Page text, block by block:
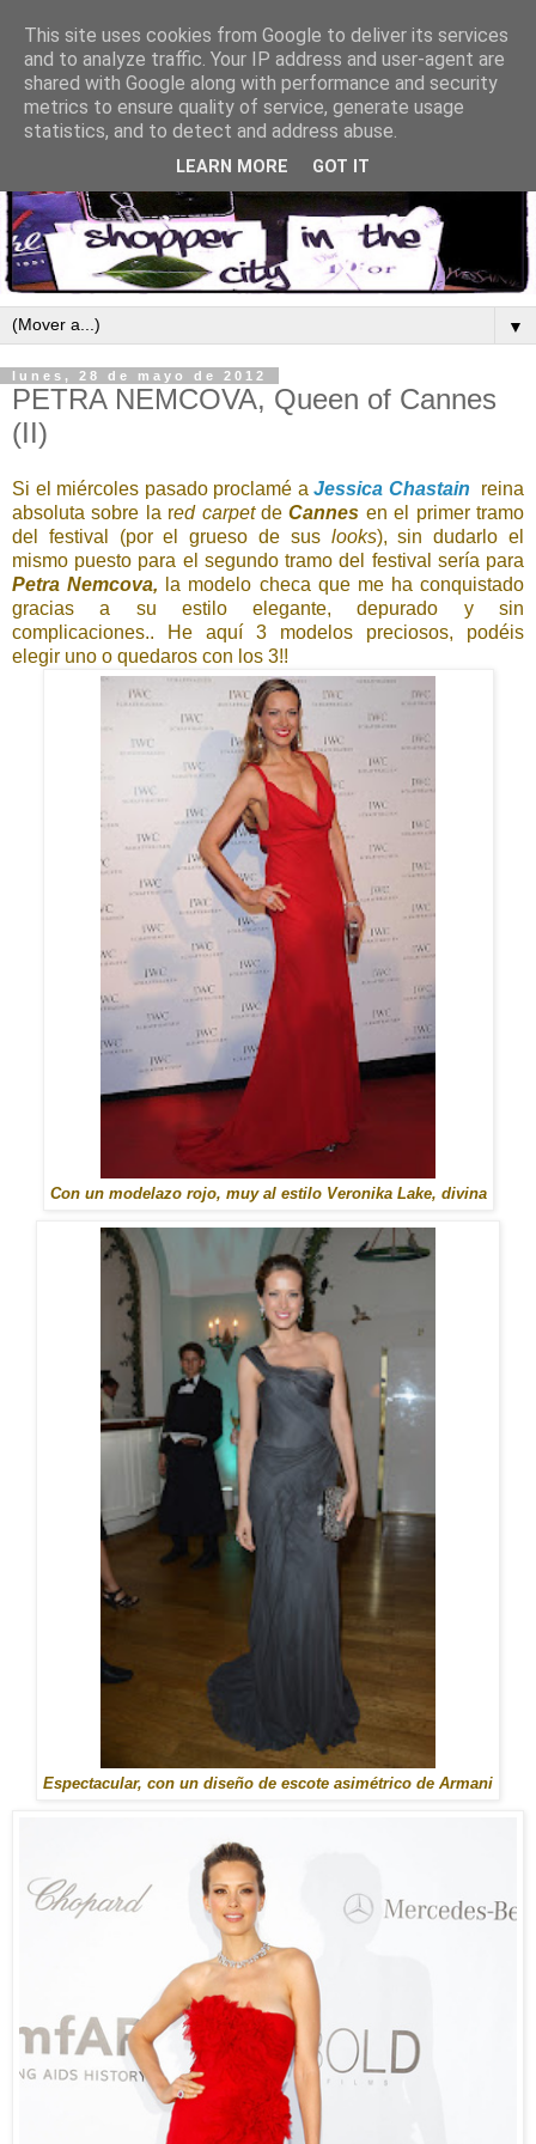
▼
lunes, 28 de mayo de 2012
PETRA NEMCOVA, Queen of Cannes
(II)
Si el miércoles pasado proclamé aJessica Chastain
reina
absoluta sobre la red carpetdeCannes en el primer tramo
del festival (por el grueso de suslooks), sin dudarlo el
mismo puesto para el segundo tramo del festival sería para
Petra Nemcova, la modelo checa que me ha conquistado
gracias a su estilo elegante, depurado y sin
complicaciones.. He aquí 3 modelos preciosos, podéis
elegir uno o quedaros con los 3!!
Con un modelazo rojo, muy al estilo Veronika Lake, divina
Espectacular, con un diseño de escote asimétrico de Armani
This site uses cookies from Google to deliver its services
and to analyze traffic. Your IP address and user-agent are
shared with Google along with performance and security
metrics to ensure quality of service, generate usage
statistics, and to detect and address abuse.
LEARN MORE GOT IT